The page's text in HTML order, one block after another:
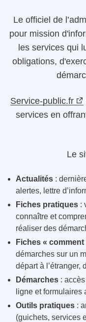
Le officiel de
pour mission
les services qui
obligations,
Service-public.fr
services en
Le
Actualités :
alertes, lettre
Fiches pratiques :
connaître et
réaliser des
Fiches « comment
démarches sur un
départ à
Démarches :
ligne et formulaires
Outils pratiques :
(guichets, services